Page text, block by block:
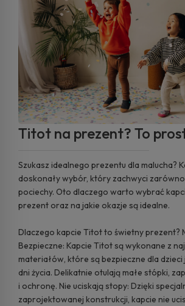
Titot na prezent? To
Szukasz idealnego prezentu dla malucha?
doskonały wybór, który zachwyci
pociechy. Oto dlaczego warto wybrać
prezent oraz na jakie okazje są idealne.
Dlaczego kapcie Titot to świetny prezent?
Bezpieczne: Kapcie Titot są wykonane z
materiałów, które są bezpieczne dla dzieci
dni życia. Delikatnie otulają małe stópki,
i ochronę. Nie uciskają stopy: Dzięki
zaprojektowanej konstrukcji, kapcie nie